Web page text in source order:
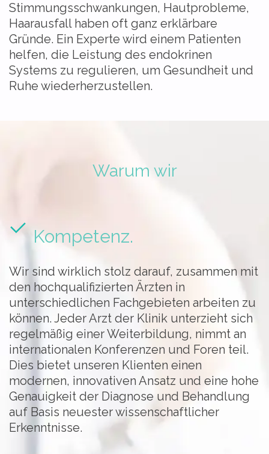
Stimmungsschwankungen, Hautprobleme,
Haarausfall haben oft ganz erklärbare
Gründe. Ein Experte wird einem Patienten
helfen, die Leistung des endokrinen
Systems zu regulieren, um Gesundheit und
Ruhe wiederherzustellen.
Warum wir
Kompetenz.
Wir sind wirklich stolz darauf, zusammen mit
den hochqualifizierten Ärzten in
unterschiedlichen Fachgebieten arbeiten zu
können. Jeder Arzt der Klinik unterzieht sich
regelmäßig einer Weiterbildung, nimmt an
internationalen Konferenzen und Foren teil.
Dies bietet unseren Klienten einen
modernen, innovativen Ansatz und eine hohe
Genauigkeit der Diagnose und Behandlung
auf Basis neuester wissenschaftlicher
Erkenntnisse.